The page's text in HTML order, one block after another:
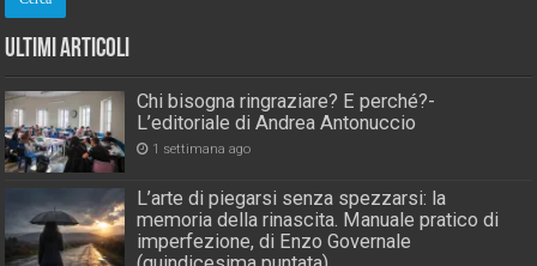
Ultimi Articoli
Chi bisogna ringraziare? E perché?-
L’editoriale di Andrea Antonuccio
1 settimana ago
L’arte di piegarsi senza spezzarsi: la
memoria della rinascita. Manuale pratico di
imperfezione, di Enzo Governale